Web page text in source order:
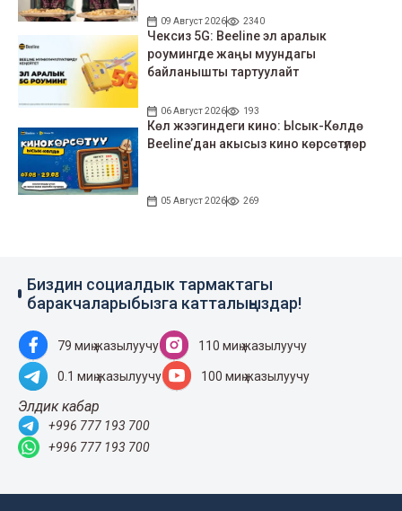
09 Август 2026 2340
Чексиз 5G: Beeline эл аралык
роумингде жаңы муундагы
байланышты тартуулайт
06 Август 2026 193
Көл жээгиндеги кино: Ысык-Көлдө
Beeline’дан акысыз кино көрсөтүлөр
05 Август 2026 269
Биздин социалдык тармактагы
баракчаларыбызга катталыңыздар!
79 миң жазылуучу 110 миң жазылуучу
0.1 миң жазылуучу 100 миң жазылуучу
Элдик кабар
+996 777 193 700
+996 777 193 700